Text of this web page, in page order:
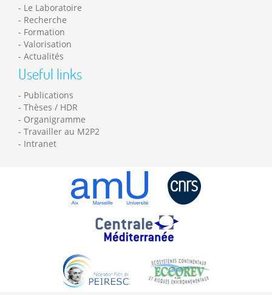
Le Laboratoire
Recherche
Formation
Valorisation
Actualités
Useful links
Publications
Thèses / HDR
Organigramme
Travailler au M2P2
Intranet